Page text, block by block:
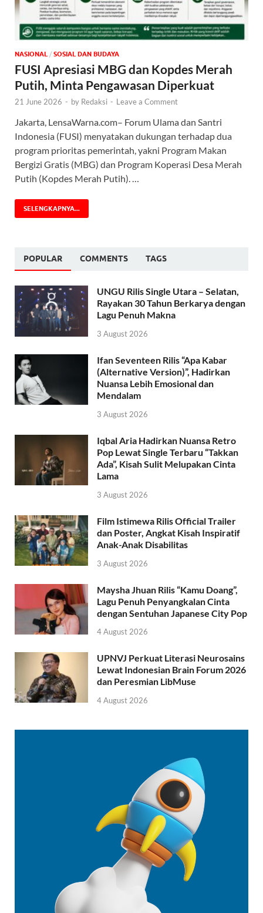
NASIONAL / SOSIAL DAN BUDAYA
FUSI Apresiasi MBG dan Kopdes Merah
Putih, Minta Pengawasan Diperkuat
21 June 2026 - by Redaksi - Leave a Comment
Jakarta, LensaWarna.com– Forum Ulama dan Santri
Indonesia (FUSI) menyatakan dukungan terhadap dua
program prioritas pemerintah, yakni Program Makan
Bergizi Gratis (MBG) dan Program Koperasi Desa Merah
Putih (Kopdes Merah Putih). …
SELENGKAPNYA...
POPULAR COMMENTS TAGS
UNGU Rilis Single Utara – Selatan,
Rayakan 30 Tahun Berkarya dengan
Lagu Penuh Makna
3 August 2026
Ifan Seventeen Rilis “Apa Kabar
(Alternative Version)”, Hadirkan
Nuansa Lebih Emosional dan
Mendalam
3 August 2026
Iqbal Aria Hadirkan Nuansa Retro
Pop Lewat Single Terbaru “Takkan
Ada”, Kisah Sulit Melupakan Cinta
Lama
3 August 2026
Film Istimewa Rilis Official Trailer
dan Poster, Angkat Kisah Inspiratif
Anak-Anak Disabilitas
3 August 2026
Maysha Jhuan Rilis “Kamu Doang”,
Lagu Penuh Penyangkalan Cinta
dengan Sentuhan Japanese City Pop
4 August 2026
UPNVJ Perkuat Literasi Neurosains
Lewat Indonesian Brain Forum 2026
dan Peresmian LibMuse
4 August 2026